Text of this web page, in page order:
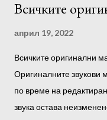
Всичките
април 19, 2022
Всичките оригинални
Оригиналните звукови
по време на
звука остава